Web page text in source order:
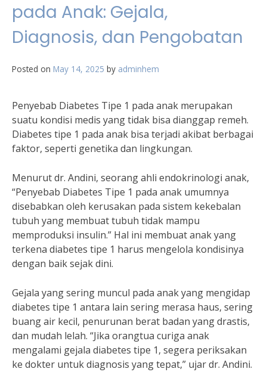
pada Anak: Gejala,
Diagnosis, dan Pengobatan
Posted on May 14, 2025 by adminhem
Penyebab Diabetes Tipe 1 pada anak merupakan
suatu kondisi medis yang tidak bisa dianggap remeh.
Diabetes tipe 1 pada anak bisa terjadi akibat berbagai
faktor, seperti genetika dan lingkungan.
Menurut dr. Andini, seorang ahli endokrinologi anak,
“Penyebab Diabetes Tipe 1 pada anak umumnya
disebabkan oleh kerusakan pada sistem kekebalan
tubuh yang membuat tubuh tidak mampu
memproduksi insulin.” Hal ini membuat anak yang
terkena diabetes tipe 1 harus mengelola kondisinya
dengan baik sejak dini.
Gejala yang sering muncul pada anak yang mengidap
diabetes tipe 1 antara lain sering merasa haus, sering
buang air kecil, penurunan berat badan yang drastis,
dan mudah lelah. “Jika orangtua curiga anak
mengalami gejala diabetes tipe 1, segera periksakan
ke dokter untuk diagnosis yang tepat,” ujar dr. Andini.